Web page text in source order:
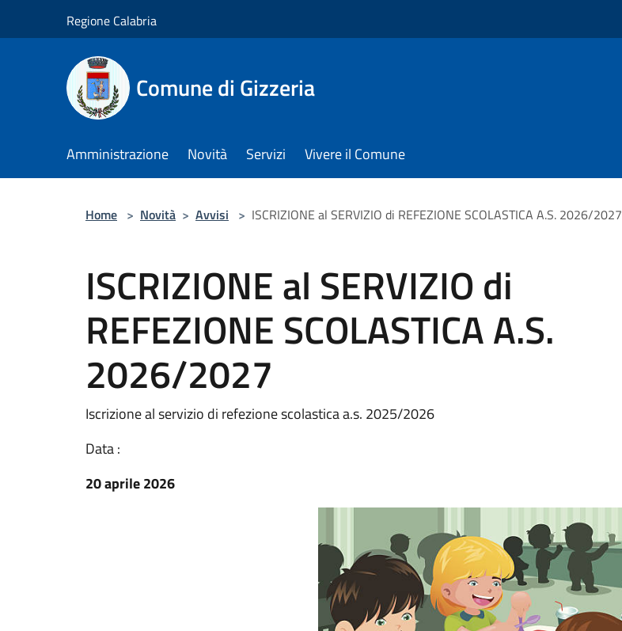
Regione Calabria
Comune di Gizzeria
Amministrazione Novità Servizi Vivere il Comune
Home > Novità > Avvisi > ISCRIZIONE al SERVIZIO di REFEZIONE SCOLASTICA A.S. 2026/2027
ISCRIZIONE al SERVIZIO di
REFEZIONE SCOLASTICA A.S.
2026/2027
Iscrizione al servizio di refezione scolastica a.s. 2025/2026
Data :
20 aprile 2026